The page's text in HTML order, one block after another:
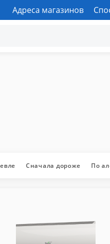
Адреса магазинов
Сначала дороже По